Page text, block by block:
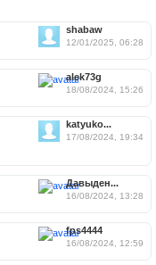
shabaw
12/01/2025, 06:28
alek73g
18/08/2024, 15:26
katyuko...
17/08/2024, 19:34
Давыден...
16/08/2024, 13:28
fps4444
16/08/2024, 12:59